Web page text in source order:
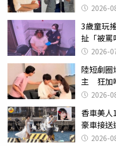
2026-
3歲童玩
扯「被罵
監 2026-
陸短劇
主 狂加
潰 2026-
香車美
豪車接送
2026-